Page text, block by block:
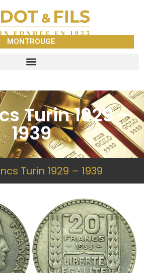
MONTROUGE
Turin 1929 –
1939
Turin 1929 – 1939